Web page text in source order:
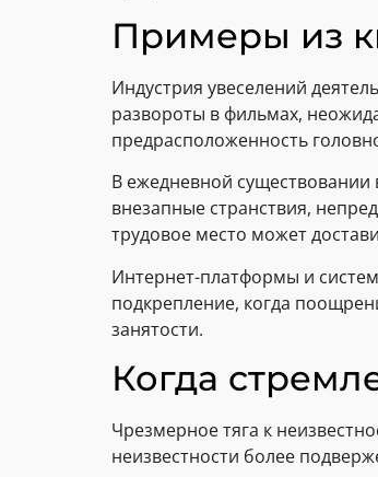
Примеры из
Индустрия увеселений
развороты в фильмах,
предрасположенность
В ежедневной существовании
внезапные странствия,
трудовое место может
Интернет-платформы и
подкрепление, когда
занятости.
Когда
Чрезмерное тяга к
неизвестности более